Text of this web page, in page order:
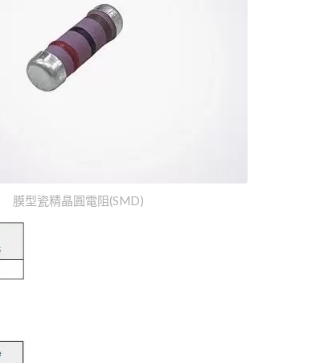
膜型瓷精晶圓電阻(SMD)